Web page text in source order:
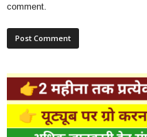
comment.